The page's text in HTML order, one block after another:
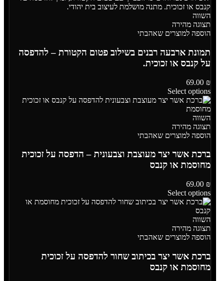
השווה
תצוגה מהירה
הוספה למוצרים שאהבתי
תמונת ארבעה רבנים בשילוב פטום הקטורת – להדפסה
על קנבס או זכוכית.
69.00 ₪
Select options
השווה
תצוגה מהירה
הוספה למוצרים שאהבתי
ברכת אשר יצר מעוצבת וצבעונית – הדפסה על זכוכית
מחוסמת או קנבס
69.00 ₪
Select options
השווה
תצוגה מהירה
הוספה למוצרים שאהבתי
ברכת אשר יצר בכיתוב שחור להדפסה על זכוכית
מחוסמת או קנבס